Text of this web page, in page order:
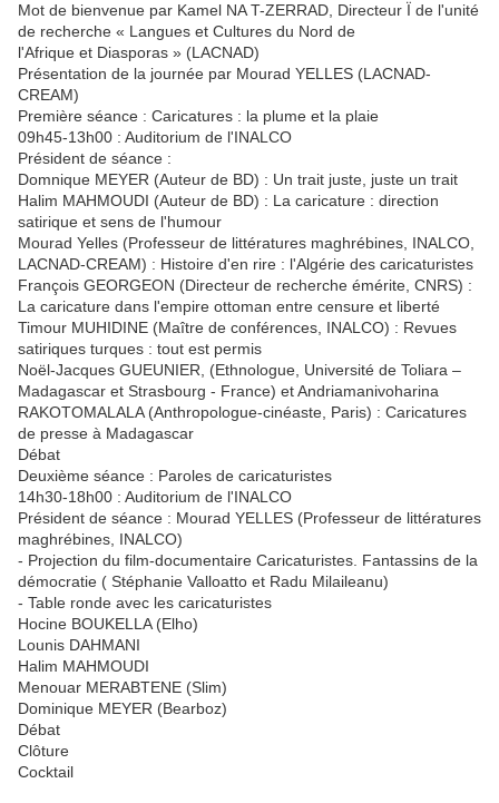
Mot de bienvenue par Kamel NA T-ZERRAD, Directeur Ï de l'unité
de recherche « Langues et Cultures du Nord de
l'Afrique et Diasporas » (LACNAD)
Présentation de la journée par Mourad YELLES (LACNAD-
CREAM)
Première séance : Caricatures : la plume et la plaie
09h45-13h00 : Auditorium de l'INALCO
Président de séance :
Domnique MEYER (Auteur de BD) : Un trait juste, juste un trait
Halim MAHMOUDI (Auteur de BD) : La caricature : direction
satirique et sens de l'humour
Mourad Yelles (Professeur de littératures maghrébines, INALCO,
LACNAD-CREAM) : Histoire d'en rire : l'Algérie des caricaturistes
François GEORGEON (Directeur de recherche émérite, CNRS) :
La caricature dans l'empire ottoman entre censure et liberté
Timour MUHIDINE (Maître de conférences, INALCO) : Revues
satiriques turques : tout est permis
Noël-Jacques GUEUNIER, (Ethnologue, Université de Toliara –
Madagascar et Strasbourg - France) et Andriamanivoharina
RAKOTOMALALA (Anthropologue-cinéaste, Paris) : Caricatures
de presse à Madagascar
Débat
Deuxième séance : Paroles de caricaturistes
14h30-18h00 : Auditorium de l'INALCO
Président de séance : Mourad YELLES (Professeur de littératures
maghrébines, INALCO)
- Projection du film-documentaire Caricaturistes. Fantassins de la
démocratie ( Stéphanie Valloatto et Radu Milaileanu)
- Table ronde avec les caricaturistes
Hocine BOUKELLA (Elho)
Lounis DAHMANI
Halim MAHMOUDI
Menouar MERABTENE (Slim)
Dominique MEYER (Bearboz)
Débat
Clôture
Cocktail